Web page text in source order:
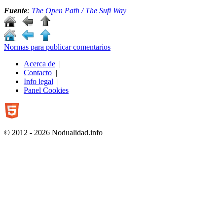
Fuente: The Open Path / The Sufi Way
Normas para publicar comentarios
Acerca de |
Contacto |
Info legal |
Panel Cookies
© 2012 - 2026 Nodualidad.info